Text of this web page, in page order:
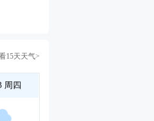
15天天气>
周四